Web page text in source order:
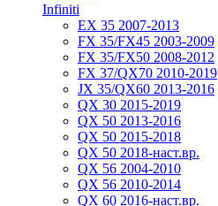
Infiniti
EX 35 2007-2013
FX 35/FX45 2003-2009
FX 35/FX50 2008-2012
FX 37/QX70 2010-2019
JX 35/QX60 2013-2016
QX 30 2015-2019
QX 50 2013-2016
QX 50 2015-2018
QX 50 2018-наст.вр.
QX 56 2004-2010
QX 56 2010-2014
QX 60 2016-наст.вр.